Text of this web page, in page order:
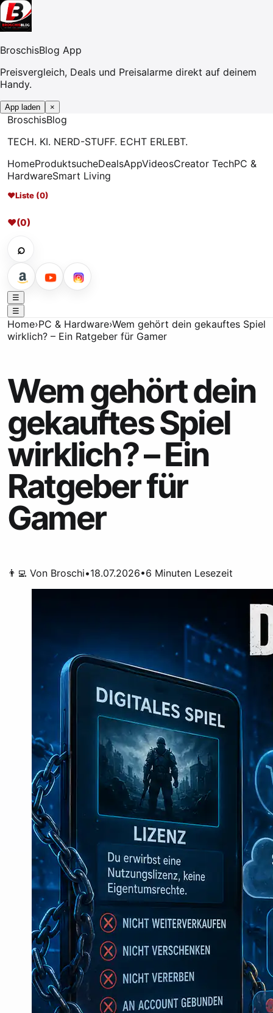
BroschisBlog App
Preisvergleich, Deals und Preisalarme direkt auf deinem
Handy.
App laden ×
BroschisBlog
TECH. KI. NERD-STUFF. ECHT ERLEBT.
HomeProduktsucheDealsAppVideosCreator TechPC &
HardwareSmart Living
♥Liste (0)
♥(0)
⌕
☰
☰
Home›PC & Hardware›Wem gehört dein gekauftes Spiel
wirklich? – Ein Ratgeber für Gamer
Wem gehört dein
gekauftes Spiel
wirklich? – Ein
Ratgeber für
Gamer
👨‍💻 Von Broschi•18.07.2026•6 Minuten Lesezeit